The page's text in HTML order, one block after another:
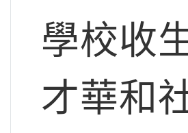
學校收
才華和